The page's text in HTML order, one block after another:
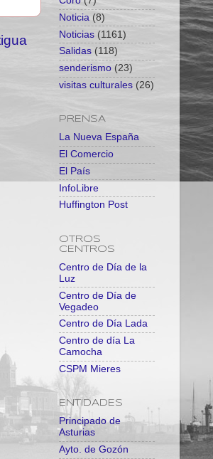
Noticia (8)
Noticias (1161)
Salidas (118)
senderismo (23)
visitas culturales (26)
PRENSA
La Nueva España
El Comercio
El País
InfoLibre
Huffington Post
OTROS
CENTROS
Centro de Día de la
Luz
Centro de Día de
Vegadeo
Centro de Día Lada
Centro de día La
Camocha
CSPM Mieres
ENTIDADES
Principado de
Asturias
Ayto. de Gozón